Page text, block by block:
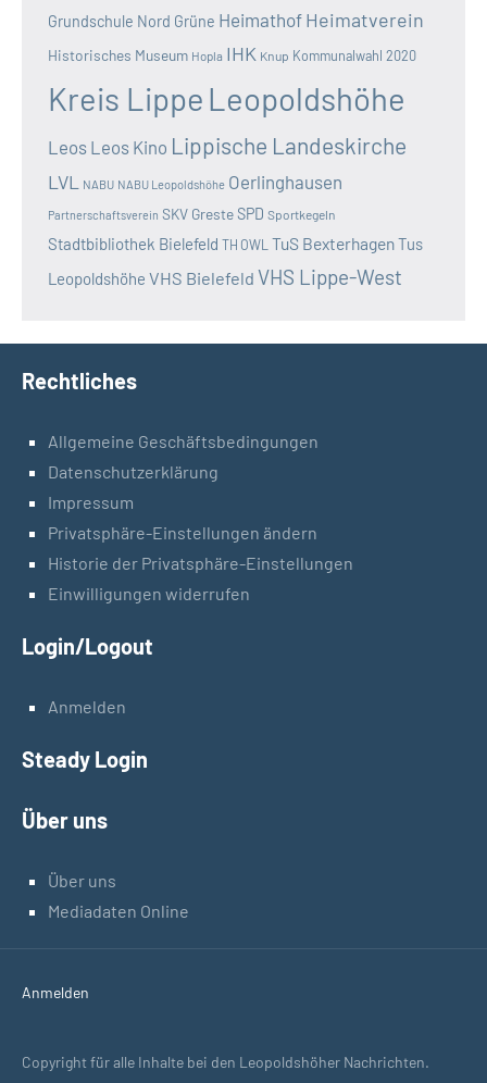
Grundschule Nord Grüne Heimathof Heimatverein
Historisches Museum Hopla IHK Knup Kommunalwahl 2020
Kreis Lippe Leopoldshöhe
Leos Leos Kino Lippische Landeskirche
LVL NABU NABU Leopoldshöhe Oerlinghausen
Partnerschaftsverein SKV GresteSPD Sportkegeln
Stadtbibliothek Bielefeld TH OWL TuS BexterhagenTus
Leopoldshöhe VHS Bielefeld VHS Lippe-West
Rechtliches
Allgemeine Geschäftsbedingungen
Datenschutzerklärung
Impressum
Privatsphäre-Einstellungen ändern
Historie der Privatsphäre-Einstellungen
Einwilligungen widerrufen
Login/Logout
Anmelden
Steady Login
Über uns
Über uns
Mediadaten Online
Anmelden
Copyright für alle Inhalte bei den Leopoldshöher Nachrichten.